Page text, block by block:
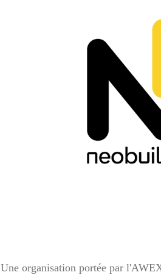
Une organisation portée par